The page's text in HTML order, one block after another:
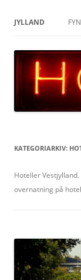
CITY
RÅDHUSPLADSEN
KØBENHAVN V.
KØBENHAVN K.
JYLLAND
ÅRHUS
ÅLBORG
MIDTJYLLAND
VESTJYLLAND
FYN
KATEGORIARKIV:
Hoteller
overnatning på